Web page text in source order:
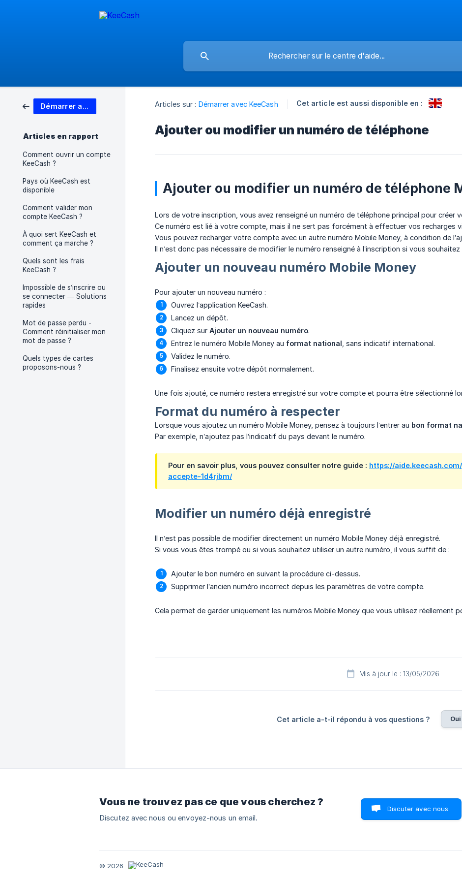
Démarrer avec KeeCash
Articles en rapport
Comment ouvrir un compte
KeeCash ?
Pays où KeeCash est
disponible
Comment valider mon
compte KeeCash ?
À quoi sert KeeCash et
comment ça marche ?
Quels sont les frais
KeeCash ?
Impossible de s’inscrire ou
se connecter — Solutions
rapides
Mot de passe perdu -
Comment réinitialiser mon
mot de passe ?
Quels types de cartes
proposons-nous ?
Articles sur : Démarrer avec KeeCash Cet article est aussi disponible en :
Ajouter ou modifier un numéro de téléphone
Ajouter ou modifier un numéro de téléphone
Lors de votre inscription, vous avez renseigné un numéro de téléphone principal pour créer
Ce numéro est lié à votre compte, mais il ne sert pas forcément à effectuer vos recharges
Vous pouvez recharger votre compte avec un autre numéro Mobile Money, à condition de
Il n’est donc pas nécessaire de modifier le numéro renseigné à l’inscription si vous
Ajouter un nouveau numéro Mobile Money
Pour ajouter un nouveau numéro :
Ouvrez l’application KeeCash.
Lancez un dépôt.
Cliquez sur Ajouter un nouveau numéro.
Entrez le numéro Mobile Money au format national , sans indicatif international.
Validez le numéro.
Finalisez ensuite votre dépôt normalement.
Une fois ajouté, ce numéro restera enregistré sur votre compte et pourra être sélectionné
Format du numéro à respecter
Lorsque vous ajoutez un numéro Mobile Money, pensez à toujours l’entrer au bon format
Par exemple, n’ajoutez pas l’indicatif du pays devant le numéro.
Pour en savoir plus, vous pouvez consulter notre guide : https://
accepte-1d4rjbm/
Modifier un numéro déjà enregistré
Il n’est pas possible de modifier directement un numéro Mobile Money déjà enregistré.
Si vous vous êtes trompé ou si vous souhaitez utiliser un autre numéro, il vous suffit de :
Ajouter le bon numéro en suivant la procédure ci-dessus.
Supprimer l’ancien numéro incorrect depuis les paramètres de votre compte.
Cela permet de garder uniquement les numéros Mobile Money que vous utilisez réellement
Mis à jour le : 13/05/2026
Cet article a-t-il répondu à vos questions ? Oui
Vous ne trouvez pas ce que vous cherchez ?
Discutez avec nous ou envoyez-nous un email.
Discuter avec nous
© 2026